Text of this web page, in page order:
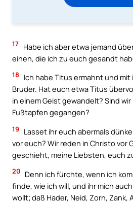
17 Habe ich aber etwa jemand
einen, die ich zu euch gesandt
18
Ich habe Titus ermahnt und
Bruder. Hat euch etwa Titus
in einem Geist gewandelt? Sind
Fußtapfen gegangen?
19
Lasset ihr euch abermals
vor euch? Wir reden in Christo vor
geschieht, meine Liebsten, euch
20 Denn ich fürchte, wenn ich
finde, wie ich will, und ihr mich
wollt; daß Hader, Neid, Zorn, Zank,